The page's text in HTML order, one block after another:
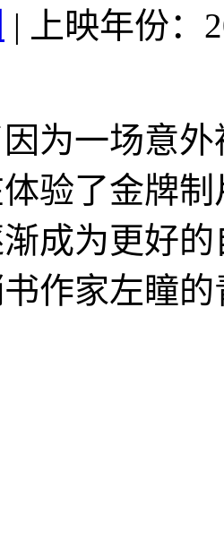
|
上映年份：
为一场意
验了金牌
成为更好
作家左瞳